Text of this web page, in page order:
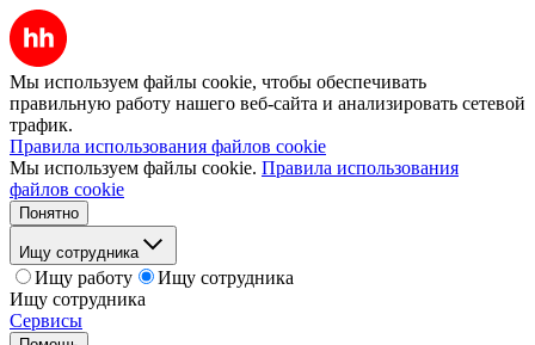
Мы используем файлы cookie, чтобы обеспечивать
правильную работу нашего веб-сайта и анализировать сетевой
трафик.
Правила использования файлов cookie
Мы используем файлы cookie. Правила использования
файлов cookie
Понятно
Ищу сотрудника
Ищу работу
Ищу сотрудника
Ищу сотрудника
Сервисы